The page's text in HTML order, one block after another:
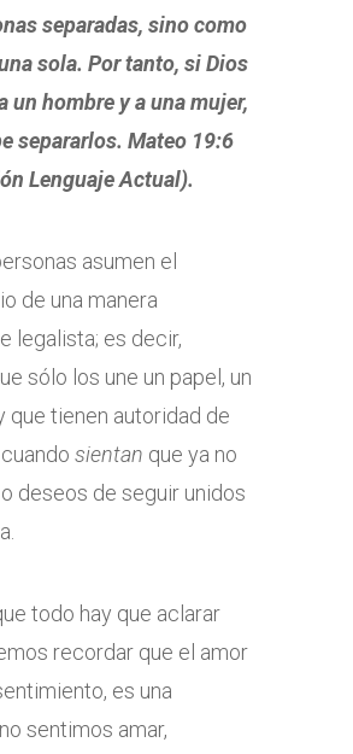
separadas, sino como
sola. Por tanto, si Dios
un hombre y a una mujer,
separarlos. Mateo 19:6
Lenguaje Actual).
asumen el
de una manera
legalista; es decir,
sólo los une un papel, un
que tienen autoridad de
sientan que ya no
deseos de seguir unidos
todo hay que aclarar
recordar que el amor
es una
sentimos amar,